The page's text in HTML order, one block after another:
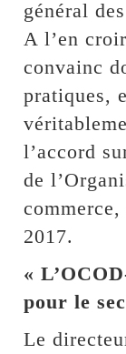
général
A l’en
convainc
pratiques,
l’accord
de
2017.
«
pour le
Le